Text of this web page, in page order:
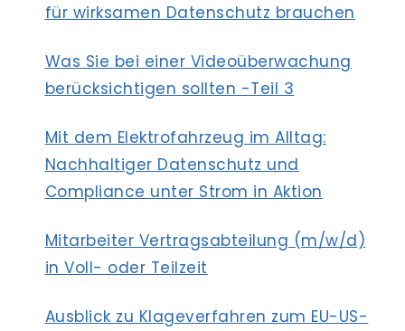
für wirksamen Datenschutz brauchen
Was Sie bei einer Videoüberwachung
berücksichtigen sollten -Teil 3
Mit dem Elektrofahrzeug im Alltag:
Nachhaltiger Datenschutz und
Compliance unter Strom in Aktion
Mitarbeiter Vertragsabteilung (m/w/d)
in Voll- oder Teilzeit
Ausblick zu Klageverfahren zum EU-US-